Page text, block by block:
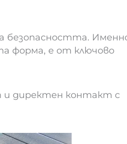
безопасността. Именно
форма, е от ключово
директен контакт с